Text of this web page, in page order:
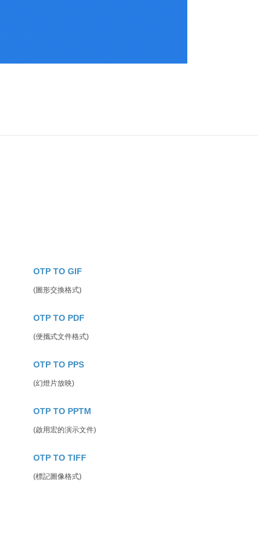
OTP TO GIF
(圖形交換格式)
OTP TO PDF
(便攜式文件格式)
OTP TO PPS
(幻燈片放映)
OTP TO PPTM
(啟用宏的演示文件)
OTP TO TIFF
(標記圖像格式)